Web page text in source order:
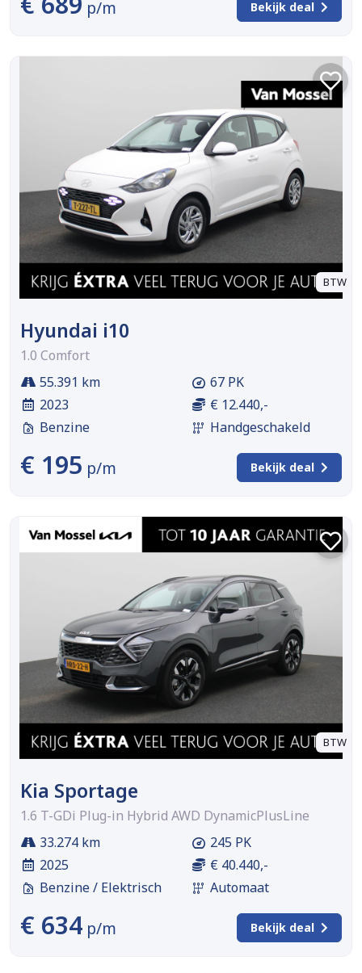
p/m Bekijk deal
BTW
Hyundai i10
1.0 Comfort
55.391 km
2023
Benzine
67 PK
€ 12.440,-
Handgeschakeld
€ 195 p/m Bekijk deal
BTW
Kia Sportage
1.6 T-GDi Plug-in Hybrid AWD DynamicPlusLine
33.274 km
2025
Benzine / Elektrisch
245 PK
€ 40.440,-
Automaat
€ 634 p/m Bekijk deal